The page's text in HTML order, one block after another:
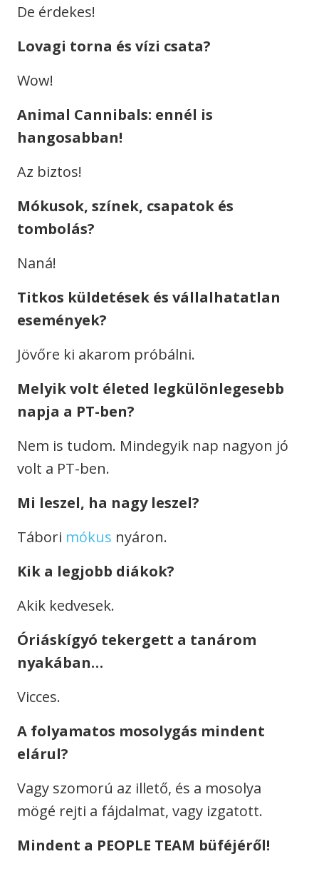
De érdekes!
Lovagi torna és vízi csata?
Wow!
Animal Cannibals: ennél is
hangosabban!
Az biztos!
Mókusok, színek, csapatok és
tombolás?
Naná!
Titkos küldetések és vállalhatatlan
események?
Jövőre ki akarom próbálni.
Melyik volt életed legkülönlegesebb
napja a PT-ben?
Nem is tudom. Mindegyik nap nagyon jó
volt a PT-ben.
Mi leszel, ha nagy leszel?
Tábori mókus nyáron.
Kik a legjobb diákok?
Akik kedvesek.
Óriáskígyó tekergett a tanárom
nyakában…
Vicces.
A folyamatos mosolygás mindent
elárul?
Vagy szomorú az illető, és a mosolya
mögé rejti a fájdalmat, vagy izgatott.
Mindent a PEOPLE TEAM büféjéről!